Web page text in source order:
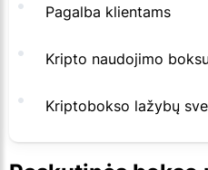
Pagalba klientams
Kripto naudojimo
Kriptobokso lažybų